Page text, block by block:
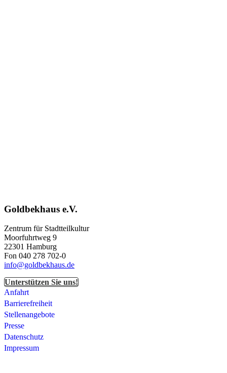
Goldbekhaus e.V.
Zentrum für Stadtteilkultur
Moorfuhrtweg 9
22301 Hamburg
Fon 040 278 702-0
info@goldbekhaus.de
Unterstützen Sie uns!
Anfahrt
Barrierefreiheit
Stellenangebote
Presse
Datenschutz
Impressum